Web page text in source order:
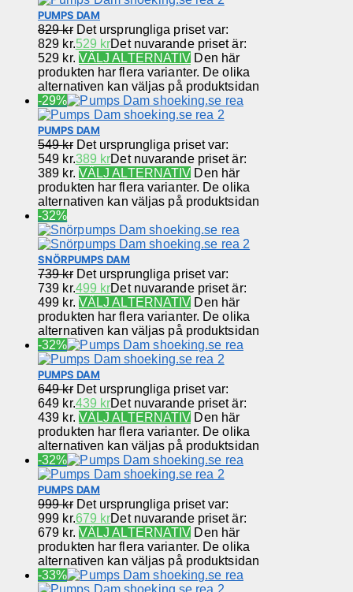
PUMPS DAM
829kr Det ursprungliga priset var:
829 kr.529 krDet nuvarande priset är:
529 kr. VÄLJ ALTERNATIV Den här
produkten har flera varianter. De olika
alternativen kan väljas på produktsidan
-29%
PUMPS DAM
549kr Det ursprungliga priset var:
549 kr.389 krDet nuvarande priset är:
389 kr. VÄLJ ALTERNATIV Den här
produkten har flera varianter. De olika
alternativen kan väljas på produktsidan
-32%
SNÖRPUMPS DAM
739kr Det ursprungliga priset var:
739 kr.499 krDet nuvarande priset är:
499 kr. VÄLJ ALTERNATIV Den här
produkten har flera varianter. De olika
alternativen kan väljas på produktsidan
-32%
PUMPS DAM
649kr Det ursprungliga priset var:
649 kr.439 krDet nuvarande priset är:
439 kr. VÄLJ ALTERNATIV Den här
produkten har flera varianter. De olika
alternativen kan väljas på produktsidan
-32%
PUMPS DAM
999kr Det ursprungliga priset var:
999 kr.679 krDet nuvarande priset är:
679 kr. VÄLJ ALTERNATIV Den här
produkten har flera varianter. De olika
alternativen kan väljas på produktsidan
-33%